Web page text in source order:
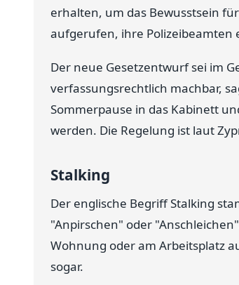
erhalten, um das Bewusstsein
aufgerufen, ihre Polizeibeamten
Der neue Gesetzentwurf sei im
verfassungsrechtlich machbar,
Sommerpause in das Kabinett
werden. Die Regelung ist laut
Stalking
Der englische Begriff Stalking
"Anpirschen" oder
Wohnung oder am Arbeitsplatz
sogar.